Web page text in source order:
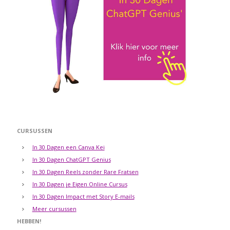
CURSUSSEN
In 30 Dagen een Canva Kei
In 30 Dagen ChatGPT Genius
In 30 Dagen Reels zonder Rare Fratsen
In 30 Dagen je Eigen Online Cursus
In 30 Dagen Impact met Story E-mails
Meer cursussen
HEBBEN!